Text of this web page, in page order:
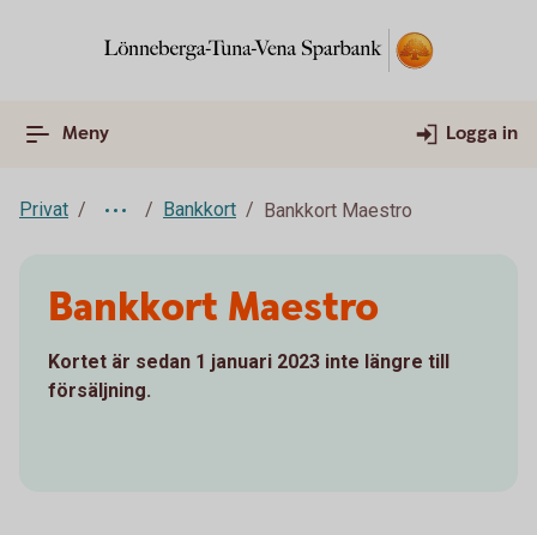
Meny Logga in
Privat Bankkort Bankkort Maestro
Bankkort Maestro
Kortet är sedan 1 januari 2023 inte längre till
försäljning.